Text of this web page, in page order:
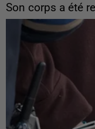
Son corps a été